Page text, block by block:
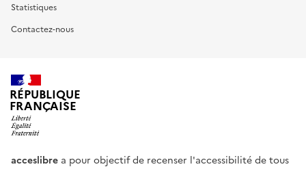
Statistiques
Contactez-nous
RÉPUBLIQUE
FRANÇAISE
acceslibre a pour objectif de recenser l'accessibilité de tous